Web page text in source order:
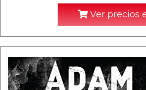
Ver precios